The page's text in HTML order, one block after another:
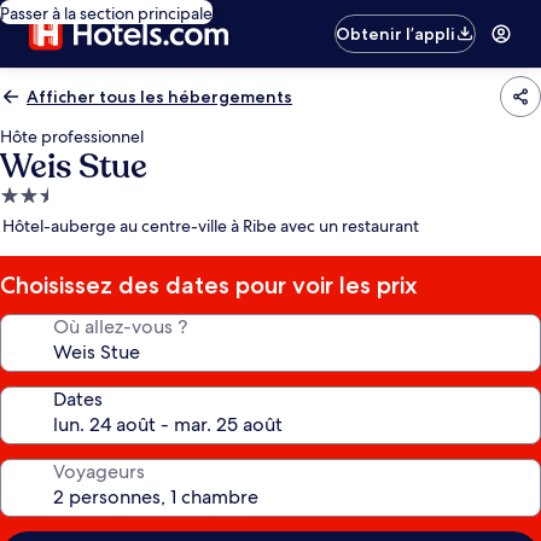
Passer à la section principale
Obtenir l’appli
Afficher tous les hébergements
Hôte professionnel
Weis Stue
Hébergement
2.5 étoiles
Hôtel-auberge au centre-ville à Ribe avec un restaurant
Choisissez des dates pour voir les prix
Où allez-vous ?
Dates
Voyageurs